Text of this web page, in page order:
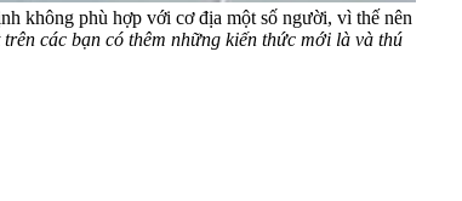
không phù hợp với cơ địa một số người, vì thế nên
các bạn có thêm những kiến thức mới là và thú